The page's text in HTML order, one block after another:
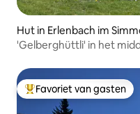
Hut in Erlenbach im
'Gelberghüttli' in het
Topfavoriet van gasten
Favoriet van gasten